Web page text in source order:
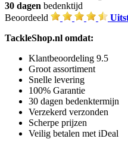
30 dagen bedenktijd
Beoordeeld
TackleShop.nl omdat:
Klantbeoordeling 9.5
Groot assortiment
Snelle levering
100% Garantie
30 dagen bedenktermijn
Verzekerd verzonden
Scherpe prijzen
Veilig betalen met iDeal